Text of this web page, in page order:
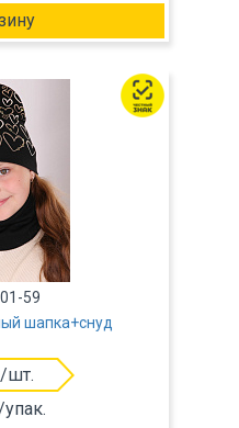
59
шапка+снуд